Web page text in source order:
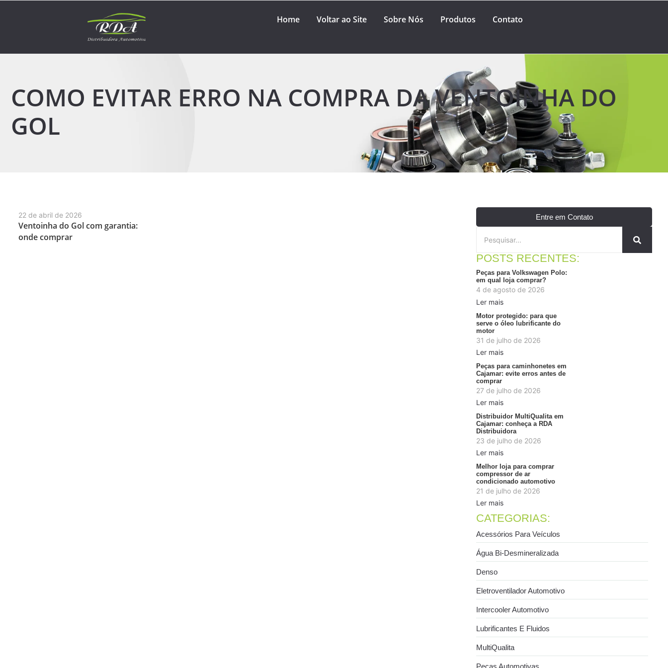
Home Voltar ao Site Sobre Nós Produtos Contato
COMO EVITAR ERRO NA COMPRA DA VENTOINHA DO
GOL
22 de abril de 2026
Ventoinha do Gol com garantia:
onde comprar
Entre em Contato
POSTS RECENTES:
Peças para Volkswagen Polo:
em qual loja comprar?
4 de agosto de 2026
Ler mais
Motor protegido: para que
serve o óleo lubrificante do
motor
31 de julho de 2026
Ler mais
Peças para caminhonetes em
Cajamar: evite erros antes de
comprar
27 de julho de 2026
Ler mais
Distribuidor MultiQualita em
Cajamar: conheça a RDA
Distribuidora
23 de julho de 2026
Ler mais
Melhor loja para comprar
compressor de ar
condicionado automotivo
21 de julho de 2026
Ler mais
CATEGORIAS:
Acessórios Para Veículos
Água Bi-Desmineralizada
Denso
Eletroventilador Automotivo
Intercooler Automotivo
Lubrificantes E Fluidos
MultiQualita
Peças Automotivas